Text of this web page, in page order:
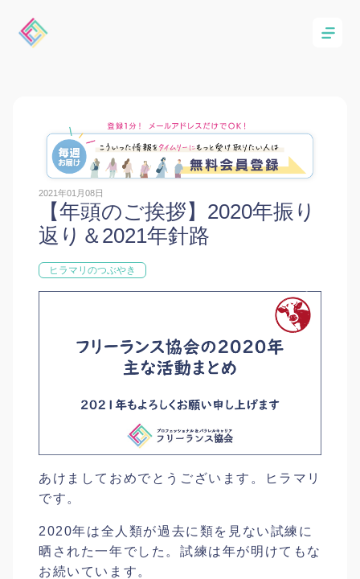
2021年01月08日
【年頭のご挨拶】2020年振り
返り＆2021年針路
ヒラマリのつぶやき
あけましておめでとうございます。ヒラマリ
です。
2020年は全人類が過去に類を見ない試練に
晒された一年でした。試練は年が明けてもな
お続いています。